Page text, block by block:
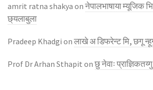
amrit ratna shakya on नेपालभाषाया म्यूजिक
छ्यलाबुला
Pradeep Khadgi on लाखे अ डिफरेन्ट मि, छगू
Prof Dr Arhan Sthapit on छु नेवाः